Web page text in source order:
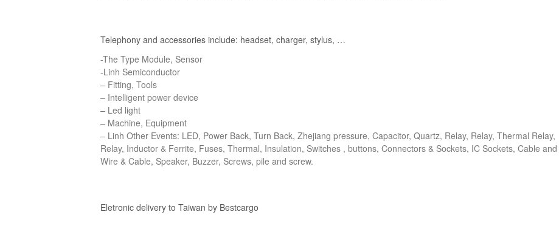
Telephony and accessories include: headset, charger, stylus, …
-The Type Module, Sensor
-Linh Semiconductor
– Fitting, Tools
– Intelligent power device
– Led light
– Machine, Equipment
– Linh Other Events: LED, Power Back, Turn Back, Zhejiang pressure, Capacitor, Quartz, Relay, Relay, Thermal Relay,
Relay, Inductor & Ferrite, Fuses, Thermal, Insulation, Switches , buttons, Connectors & Sockets, IC Sockets, Cable and
Wire & Cable, Speaker, Buzzer, Screws, pile and screw.
Eletronic delivery to Taiwan by Bestcargo